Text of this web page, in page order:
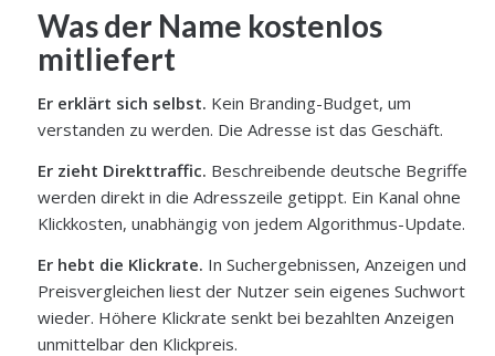
Was der Name kostenlos
mitliefert
Er erklärt sich selbst. Kein Branding-Budget, um
verstanden zu werden. Die Adresse ist das Geschäft.
Er zieht Direkttraffic. Beschreibende deutsche Begriffe
werden direkt in die Adresszeile getippt. Ein Kanal ohne
Klickkosten, unabhängig von jedem Algorithmus-Update.
Er hebt die Klickrate. In Suchergebnissen, Anzeigen und
Preisvergleichen liest der Nutzer sein eigenes Suchwort
wieder. Höhere Klickrate senkt bei bezahlten Anzeigen
unmittelbar den Klickpreis.